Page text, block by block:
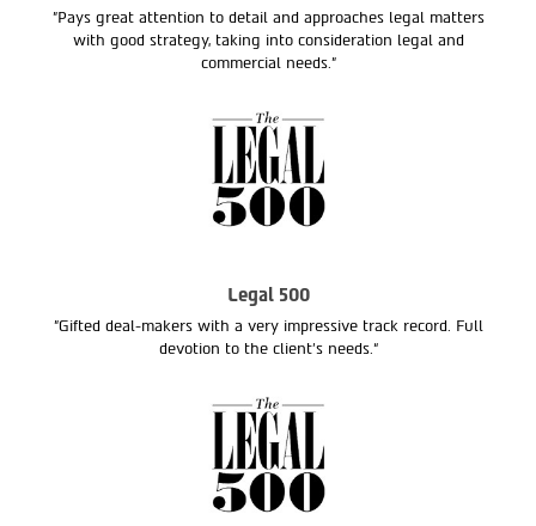
"Pays great attention to detail and approaches legal matters
with good strategy, taking into consideration legal and
commercial needs."
Legal 500
"Gifted deal-makers with a very impressive track record. Full
devotion to the client’s needs.“